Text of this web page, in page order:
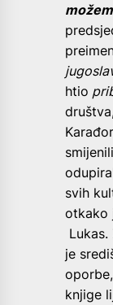
htio
svih
otkako
je
knjige